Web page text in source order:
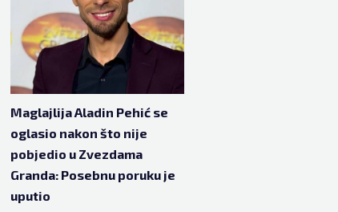
Maglajlija Aladin Pehić se
oglasio nakon što nije
pobjedio u Zvezdama
Granda: Posebnu poruku je
uputio